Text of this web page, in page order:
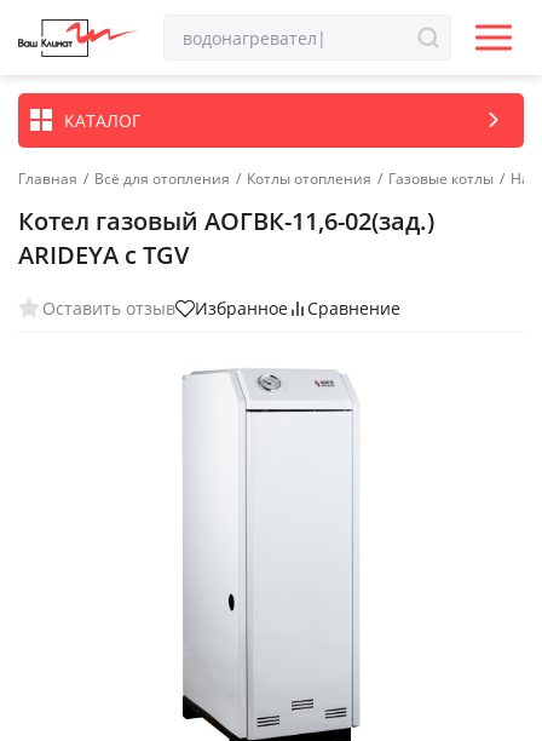
КАТАЛОГ
Главная / Всё для отопления / Котлы отопления / Газовые котлы /
Котел газовый АОГВК-11,6-02(зад.)
ARIDEYA с TGV
Оставить отзыв Избранное Сравнение